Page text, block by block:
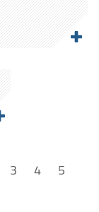
3 4 5